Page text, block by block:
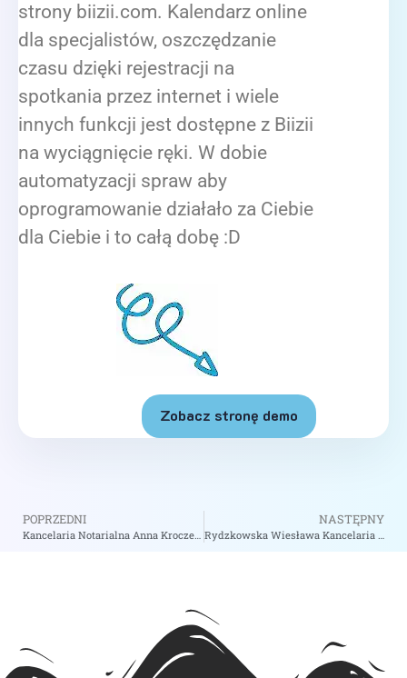
strony biizii.com. Kalendarz online
dla specjalistów, oszczędzanie
czasu dzięki rejestracji na
spotkania przez internet i wiele
innych funkcji jest dostępne z Biizii
na wyciągnięcie ręki. W dobie
automatyzacji spraw aby
oprogramowanie działało za Ciebie
dla Ciebie i to całą dobę :D
Zobacz stronę demo
POPRZEDNI NASTĘPNY